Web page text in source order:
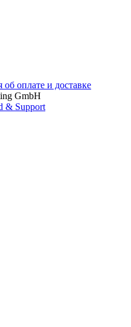
оплате и доставке
GmbH
& Support